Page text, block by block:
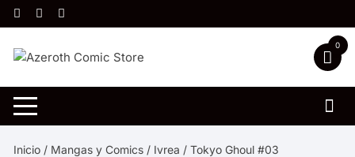
Saltar
al
contenido
0
Inicio / Mangas y Comics / Ivrea / Tokyo Ghoul #03